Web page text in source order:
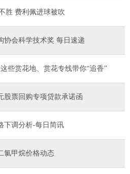
胜 费利佩进球被吹
协会科学技术奖 每日速递
些赏花地、赏花专线带你“追香”
股票回购专项贷款承诺函
下调分析-每日简讯
氯甲烷价格动态